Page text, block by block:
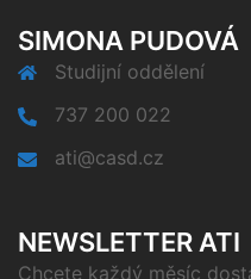
SIMONA PUDOVÁ
Studijní oddělení
737 200 022
ati@casd.cz
NEWSLETTER ATI
Chcete každý měsíc